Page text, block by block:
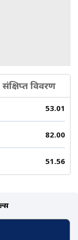
विवरण
53.01
82.00
51.56